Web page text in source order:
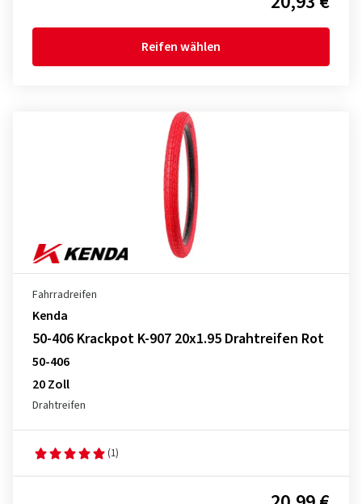
Reifen wählen
Fahrradreifen
Kenda
50-406 Krackpot K-907 20x1.95 Drahtreifen Rot
50-406
20 Zoll
Drahtreifen
(1)